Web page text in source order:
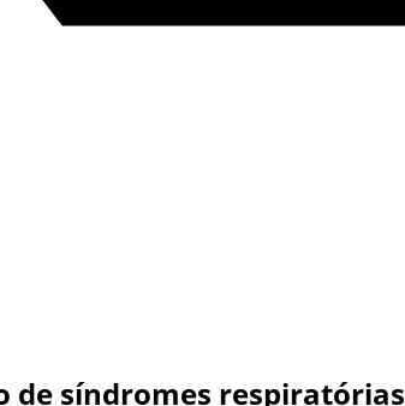
de síndromes respiratórias